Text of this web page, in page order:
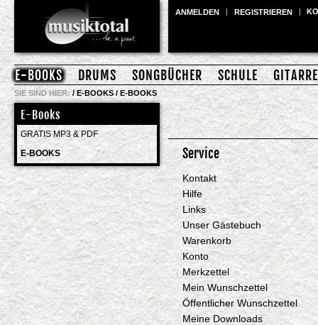
ANMELDEN REGISTRIEREN
E-BOOKS DRUMS SONGBÜCHER SCHULE GITARRE
SIE SIND HIER:/E-BOOKS /E-BOOKS
E-Books
GRATIS MP3 & PDF
E-BOOKS
Service
Kontakt
Hilfe
Links
Unser Gästebuch
Warenkorb
Konto
Merkzettel
Mein Wunschzettel
Öffentlicher Wunschzettel
Meine Downloads